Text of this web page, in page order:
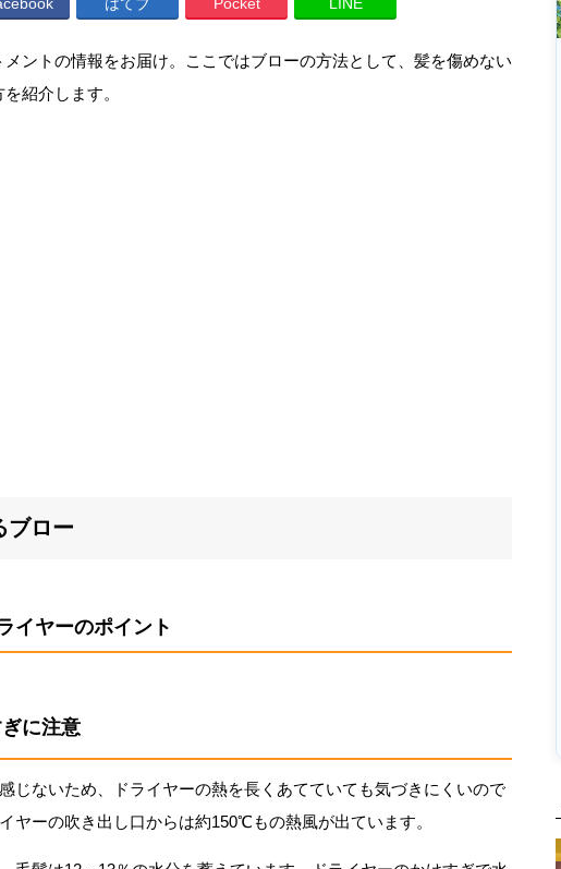
ントの情報をお届け。ここではブローの方法として、髪を傷めない
紹介します。
ブロー
イヤーのポイント
に注意
じないため、ドライヤーの熱を長くあてていても気づきにくいので
ヤーの吹き出し口からは約150℃もの熱風が出ています。